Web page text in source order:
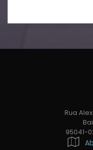
Rua
95041-